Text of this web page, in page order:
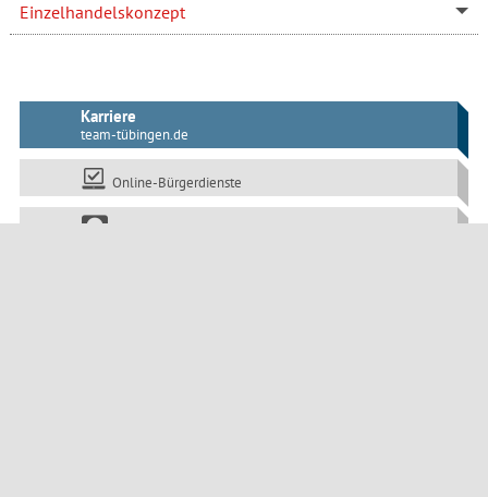
Einzelhandelskonzept
Karriere
team-tübingen.de
Online-Bürgerdienste